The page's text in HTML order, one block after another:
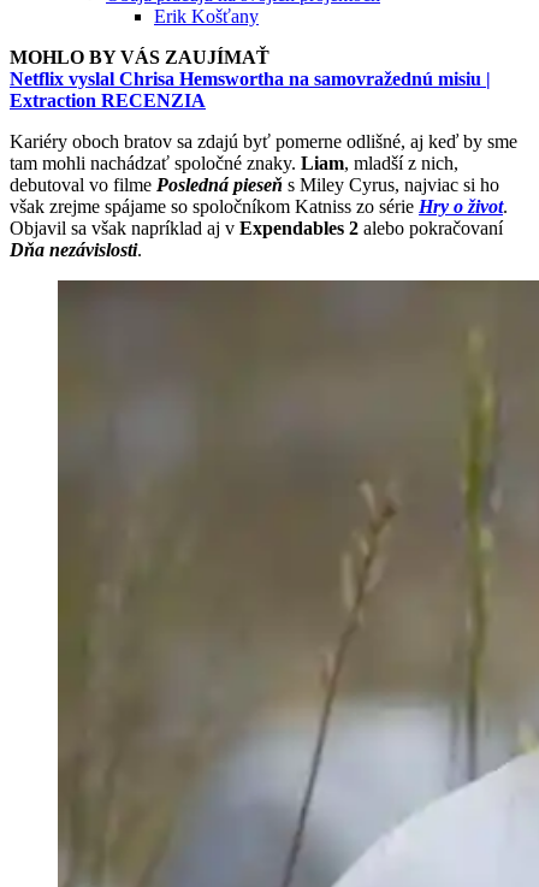
Erik Košťany
MOHLO BY VÁS ZAUJÍMAŤ
Netflix vyslal Chrisa Hemswortha na samovražednú misiu |
Extraction RECENZIA
Kariéry oboch bratov sa zdajú byť pomerne odlišné, aj keď by sme
tam mohli nachádzať spoločné znaky. Liam, mladší z nich,
debutoval vo filme Posledná pieseň s Miley Cyrus, najviac si ho
však zrejme spájame so spoločníkom Katniss zo série Hry o život.
Objavil sa však napríklad aj v Expendables 2 alebo pokračovaní
Dňa nezávislosti.